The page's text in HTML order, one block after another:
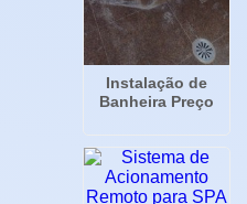
Instalação de
Banheira Preço